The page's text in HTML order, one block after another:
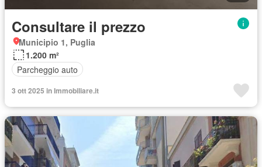
Consultare il prezzo
Municipio 1, Puglia
1.200 m²
Parcheggio auto
3 ott 2025 in Immobiliare.it